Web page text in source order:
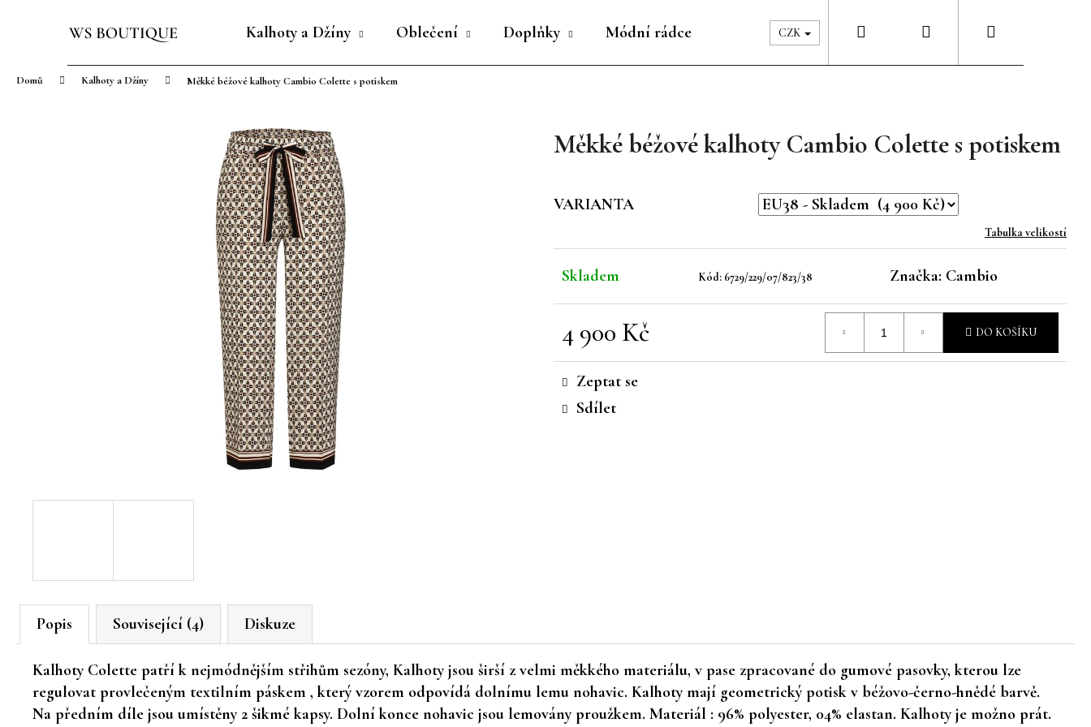
Kalhoty a Džíny Oblečení Doplňky Módní rádce Péče & Šatník Kontakty
CZK Přihlášení
Domů Kalhoty a Džíny Měkké béžové kalhoty Cambio Colette s potiskem
Měkké béžové kalhoty Cambio Colette s potiskem
VARIANTA
Tabulka velikostí
Skladem Kód: 6729/229/07/823/38 Značka: Cambio
4 900 Kč
Měrná
cena:
DO KOŠÍKU
Zeptat se
Sdílet
Popis Související (4) Diskuze
Kalhoty Colette patří k nejmódnějším střihům sezóny, Kalhoty jsou širší z velmi měkkého materiálu, v pase zpracované do gumové pasovky, kterou lze
regulovat provlečeným textilním páskem , který vzorem odpovídá dolnímu lemu nohavic. Kalhoty mají geometrický potisk v béžovo-černo-hnědé barvě.
Na předním díle jsou umístěny 2 šikmé kapsy. Dolní konce nohavic jsou lemovány proužkem. Materiál : 96% polyester, 04% elastan. Kalhoty je možno prát.
Zpět
obchodu
Zpět
obchodu
Co potřebujete najít?
HLEDAT